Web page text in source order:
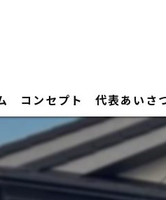
コンセプト 代表あいさ